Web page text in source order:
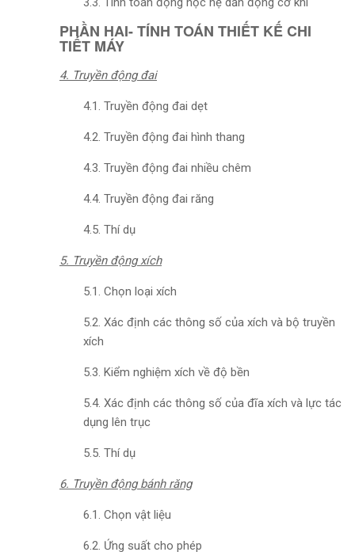
PHẦN HAI- TÍNH TOÁN THIẾT KẾ CHI
TIẾT MÁY
4. Truyền động đai
4.1. Truyền động đai dẹt
4.2. Truyền động đai hình thang
4.3. Truyền động đai nhiều chêm
4.4. Truyền động đai răng
4.5. Thí dụ
5. Truyền động xích
5.1. Chọn loại xích
5.2. Xác định các thông số của xích và bộ truyền
xích
5.3. Kiểm nghiệm xích về độ bền
5.4. Xác định các thông số của đĩa xích và lực tác
dụng lên trục
5.5. Thí dụ
6. Truyền động bánh răng
6.1. Chọn vật liệu
6.2. Ứng suất cho phép